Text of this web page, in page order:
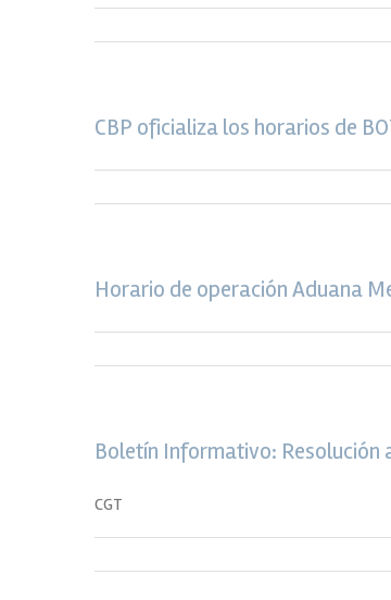
CBP oficializa los horarios de
Horario de operación Aduana
Boletín Informativo: Resolución
CGT